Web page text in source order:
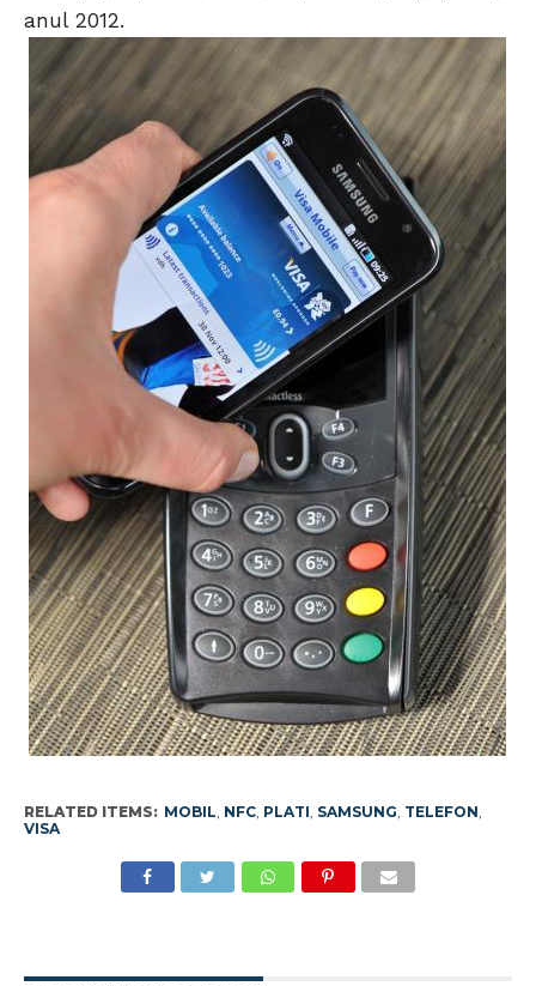
anul 2012.
RELATED ITEMS: MOBIL, NFC, PLATI, SAMSUNG, TELEFON,
VISA